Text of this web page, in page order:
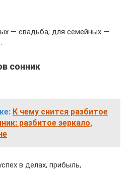
— свадьба; для семейных —
сонник
К чему снится разбитое
разбитое зеркало,
в делах, прибыль,